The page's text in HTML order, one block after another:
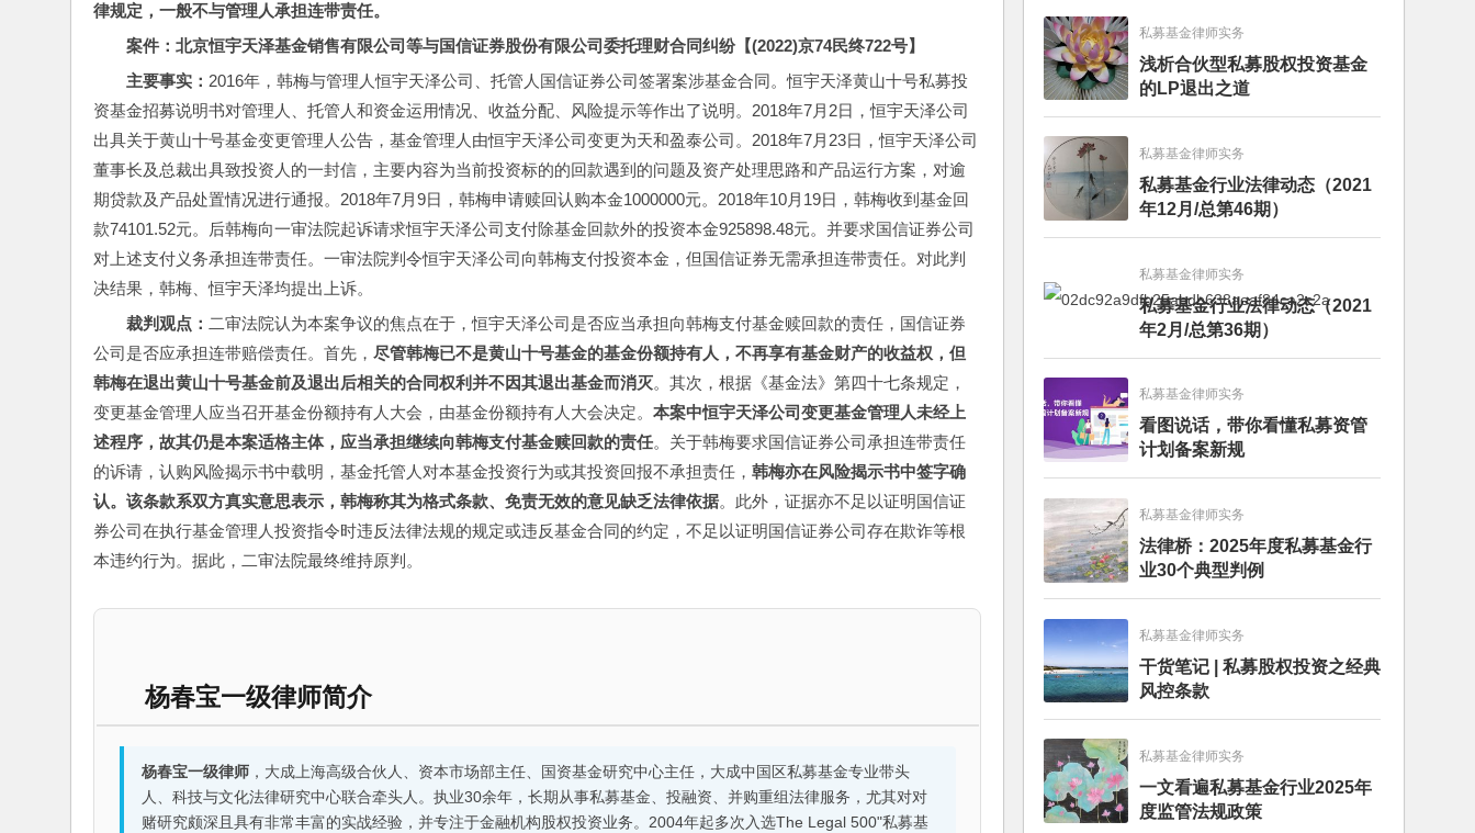
律规定，一般不与管理人承担连带责任。
案件：北京恒宇天泽基金销售有限公司等与国信证券股份有限公司委托理财合同纠纷【(2022)京74民终722号】
主要事实： 2016年，韩梅与管理人恒宇天泽公司、托管人国信证券公司签署案涉基金合同。恒宇天泽黄山十号私募投
资基金招募说明书对管理人、托管人和资金运用情况、收益分配、风险提示等作出了说明。2018年7月2日，恒宇天泽公司
出具关于黄山十号基金变更管理人公告，基金管理人由恒宇天泽公司变更为天和盈泰公司。2018年7月23日，恒宇天泽公司
董事长及总裁出具致投资人的一封信，主要内容为当前投资标的的回款遇到的问题及资产处理思路和产品运行方案，对逾
期贷款及产品处置情况进行通报。2018年7月9日，韩梅申请赎回认购本金1000000元。2018年10月19日，韩梅收到基金回
款74101.52元。后韩梅向一审法院起诉请求恒宇天泽公司支付除基金回款外的投资本金925898.48元。并要求国信证券公司
对上述支付义务承担连带责任。一审法院判令恒宇天泽公司向韩梅支付投资本金，但国信证券无需承担连带责任。对此判
决结果，韩梅、恒宇天泽均提出上诉。
裁判观点： 二审法院认为本案争议的焦点在于，恒宇天泽公司是否应当承担向韩梅支付基金赎回款的责任，国信证券
公司是否应承担连带赔偿责任。首先， 尽管韩梅已不是黄山十号基金的基金份额持有人，不再享有基金财产的收益权，但
韩梅在退出黄山十号基金前及退出后相关的合同权利并不因其退出基金而消灭。其次，根据《基金法》第四十七条规定，
变更基金管理人应当召开基金份额持有人大会，由基金份额持有人大会决定。 本案中恒宇天泽公司变更基金管理人未经上
述程序，故其仍是本案适格主体，应当承担继续向韩梅支付基金赎回款的责任。关于韩梅要求国信证券公司承担连带责任
的诉请，认购风险揭示书中载明，基金托管人对本基金投资行为或其投资回报不承担责任， 韩梅亦在风险揭示书中签字确
认。该条款系双方真实意思表示，韩梅称其为格式条款、免责无效的意见缺乏法律依据。此外，证据亦不足以证明国信证
券公司在执行基金管理人投资指令时违反法律法规的规定或违反基金合同的约定，不足以证明国信证券公司存在欺诈等根
本违约行为。据此，二审法院最终维持原判。
杨春宝一级律师简介
杨春宝一级律师，大成上海高级合伙人、资本市场部主任、国资基金研究中心主任，大成中国区私募基金专业带头
人、科技与文化法律研究中心联合牵头人。执业30余年，长期从事私募基金、投融资、并购重组法律服务，尤其对对
赌研究颇深且具有非常丰富的实战经验，并专注于金融机构股权投资业务。2004年起多次入选The Legal 500"私募基
私募基金律师实务
浅析合伙型私募股权投资基金
的LP退出之道
私募基金律师实务
私募基金行业法律动态（2021
年12月/总第46期）
私募基金律师实务
私募基金行业法律动态（2021
年2月/总第36期）
私募基金律师实务
看图说话，带你看懂私募资管
计划备案新规
私募基金律师实务
法律桥：2025年度私募基金行
业30个典型判例
私募基金律师实务
干货笔记 | 私募股权投资之经典
风控条款
私募基金律师实务
一文看遍私募基金行业2025年
度监管法规政策